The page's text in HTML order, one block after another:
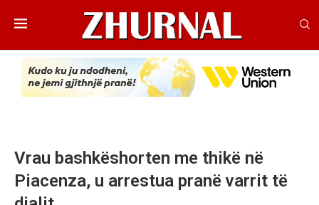
Vrau bashkëshorten me thikë në
Piacenza, u arrestua pranë varrit të